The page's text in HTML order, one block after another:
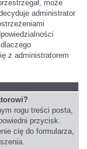
może
administrator
z administratorem
rogu treści posta,
przycisk.
cię do formularza,